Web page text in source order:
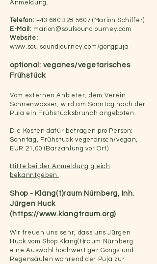
Anmeldung.
Telefon: +43 680 328 5607 (Marion Schiffer)
E-Mail: marion@soulsoundjourney.com
Website:
www.soulsoundjourney.com/gongpuja
optional: veganes/vegetarisches
Frühstück
Vom externen Anbieter, dem Verein
Sonnenwasser, wird am Sonntag nach der
Puja ein Frühstücksbrunch angeboten.
Die Kosten dafür betragen pro Person:
Sonntag, Frühstück vegetarisch/vegan,
EUR 21,00 (Barzahlung vor Ort)
Bitte bei der Anmeldung gleich
bekanntgeben.
Shop - Klang(t)raum Nürnberg, Inh.
Jürgen Huck
( https://www.klangtraum.org)
Wir freuen uns sehr, dass uns Jürgen
Huck vom Shop Klang(t)raum Nürnberg
eine Auswahl hochwertiger Gongs und
Regensäulen während der Puja zur